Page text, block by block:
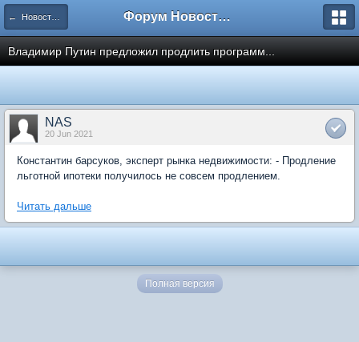
← Новости рынка недвижимости Форум Новостройки
Владимир Путин предложил продлить программ...
NAS
20 Jun 2021
Константин барсуков, эксперт рынка недвижимости: - Продление
льготной ипотеки получилось не совсем продлением.
Читать дальше
Полная версия